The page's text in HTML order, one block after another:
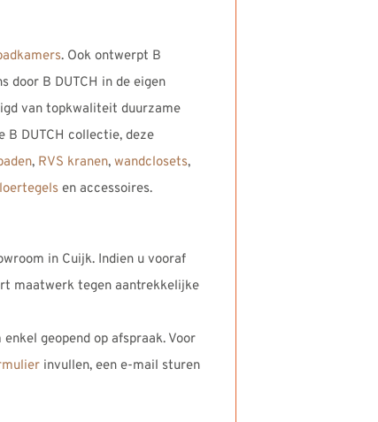
. Ook ontwerpt B
door B DUTCH in de eigen
van topkwaliteit duurzame
B DUTCH collectie, deze
, RVS kranen, wandclosets,
en accessoires.
in Cuijk. Indien u vooraf
maatwerk tegen aantrekkelijke
geopend op afspraak. Voor
invullen, een e-mail sturen